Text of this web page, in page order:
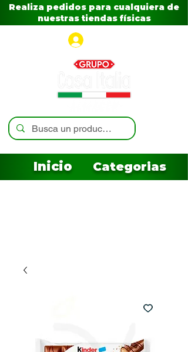
Realiza pedidos para cualquiera de
nuestras tiendas físicas
Inicio Categorias